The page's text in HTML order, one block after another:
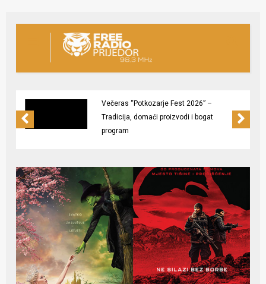
Kompanija “Prijedorčanka” a.d.
zapošljava na dvije pozicije